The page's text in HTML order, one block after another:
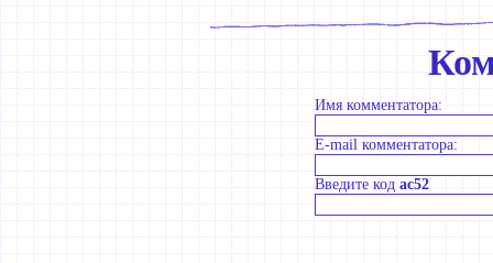
Имя комментатора:
E-mail комментатора:
Введите код ac52